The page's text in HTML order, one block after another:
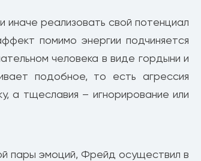
реализовать свой потенциал
помимо энергии подчиняется
человека в виде гордыни и
подобное, то есть агрессия
а тщеславия – игнорирование или
пары эмоций, Фрейд осуществил в